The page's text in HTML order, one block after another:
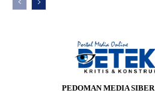
PEDOMAN MEDIA SIBER